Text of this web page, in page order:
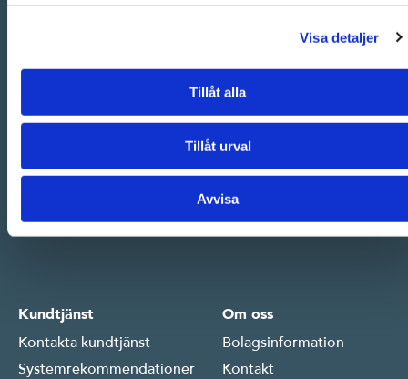
Visa detaljer
Tillåt alla
Tillåt urval
Avvisa
Kundtjänst
Kontakta kundtjänst
Systemrekommendationer
Om oss
Bolagsinformation
Kontakt